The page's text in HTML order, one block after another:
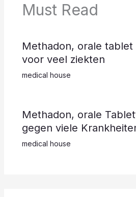
Must Read
Methadon, orale tablet
voor veel ziekten
medical house
Methadon, orale
gegen viele
medical house